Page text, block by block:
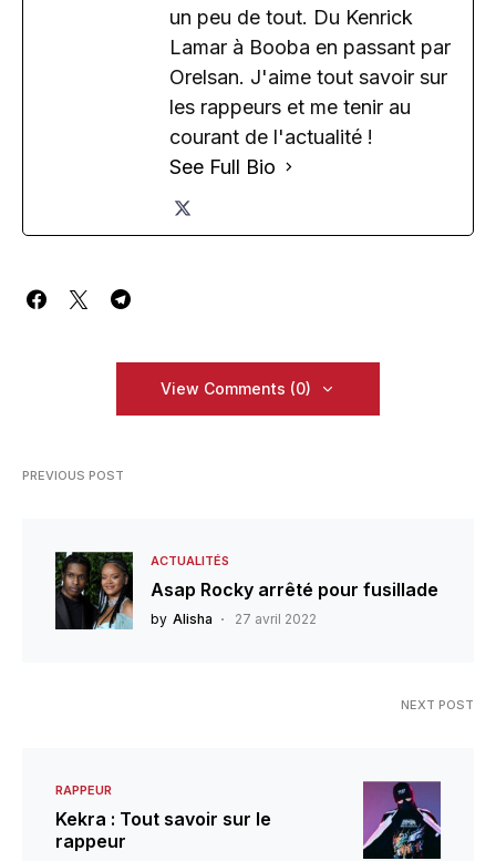
un peu de tout. Du Kenrick
Lamar à Booba en passant par
Orelsan. J'aime tout savoir sur
les rappeurs et me tenir au
courant de l'actualité !
See Full Bio
View Comments (0)
PREVIOUS POST
ACTUALITÉS
Asap Rocky arrêté pour fusillade
by Alisha 27 avril 2022
NEXT POST
RAPPEUR
Kekra : Tout savoir sur le
rappeur